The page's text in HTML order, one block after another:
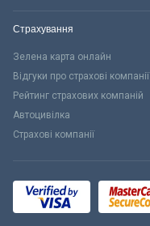
Страхування
Зелена карта онлайн
Відгуки про страхові компанії
Рейтинг страхових компаній
Автоцивілка
Страхові компанії